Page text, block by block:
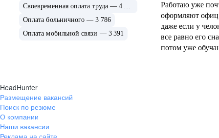
Своевременная оплата труда — 4 364
Оплата больничного — 3 786
Оплата мобильной связи — 3 391
Работаю уже
оформляют
даже если у
все равно его
потом уже
HeadHunter
Размещение вакансий
Поиск по резюме
О компании
Наши вакансии